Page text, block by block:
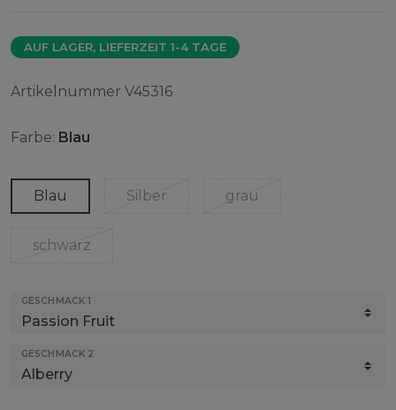
AUF LAGER, LIEFERZEIT 1-4 TAGE
Artikelnummer V45316
Farbe: Blau
Blau Silber grau
schwarz
GESCHMACK 1
GESCHMACK 2